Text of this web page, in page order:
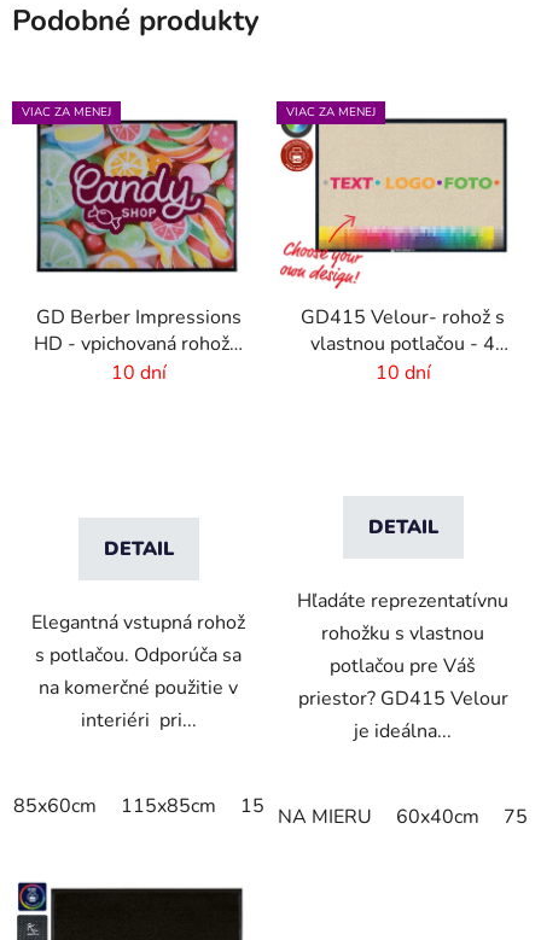
Podobné produkty
VIAC ZA MENEJ
GD Berber Impressions
HD - vpichovaná rohož s
logom
10 dní
DETAIL
Elegantná vstupná rohož
s potlačou. Odporúča sa
na komerčné použitie v
interiéri pri...
85x60cm 115x85cm 150x85cm 180x115cm
VIAC ZA MENEJ
GD415 Velour- rohož s
vlastnou potlačou - 4
mm vlas
10 dní
DETAIL
Hľadáte reprezentatívnu
rohožku s vlastnou
potlačou pre Váš
priestor? GD415 Velour
je ideálna...
NA MIERU 60x40cm